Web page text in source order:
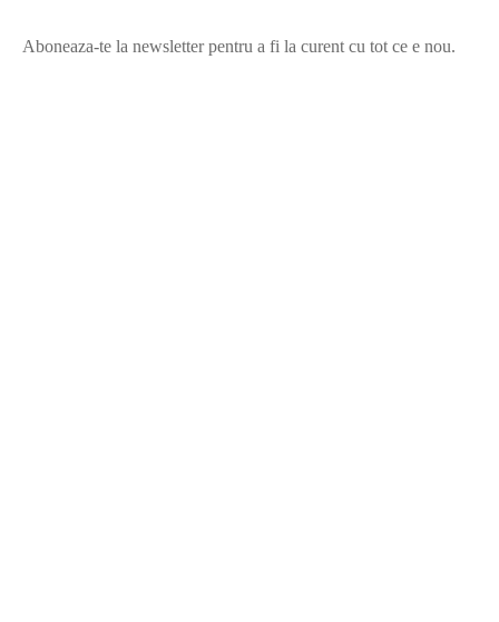
Aboneaza-te la newsletter pentru a fi la curent cu tot ce e nou.